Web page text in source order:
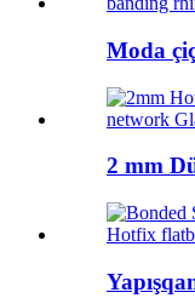
Moda
2 mm